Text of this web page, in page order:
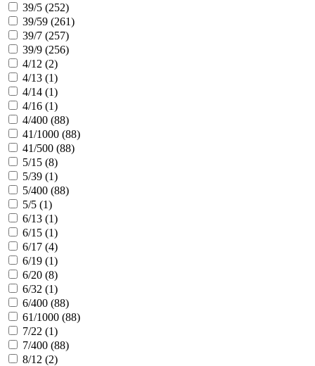
39/5 (252)
39/59 (261)
39/7 (257)
39/9 (256)
4/12 (2)
4/13 (1)
4/14 (1)
4/16 (1)
4/400 (88)
41/1000 (88)
41/500 (88)
5/15 (8)
5/39 (1)
5/400 (88)
5/5 (1)
6/13 (1)
6/15 (1)
6/17 (4)
6/19 (1)
6/20 (8)
6/32 (1)
6/400 (88)
61/1000 (88)
7/22 (1)
7/400 (88)
8/12 (2)